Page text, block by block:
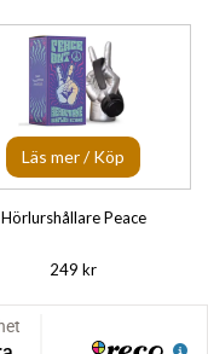
Läs mer / Köp
Hörlurshållare Peace
249 kr